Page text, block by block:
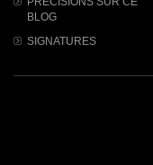
BLOG
SIGNATURES